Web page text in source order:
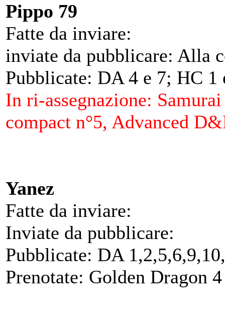
Pippo 79
Fatte da inviare:
inviate da pubblicare: Alla
Pubblicate: DA 4 e 7; HC
In ri-assegnazione:
compact n°5, Advanced
Yanez
Fatte da inviare:
Inviate da pubblicare:
Pubblicate: DA
Prenotate: Golden Dragon 4